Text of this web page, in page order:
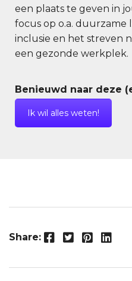
een plaats te geven in
focus op o.a. duurzame
inclusie en het streven
een gezonde werkplek.
Benieuwd naar deze
Ik wil alles weten!
Share: Facebook
Twitter